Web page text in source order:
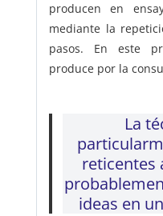
producen en
mediante la
pasos. En este
produce por la
La
reticentes
ideas en